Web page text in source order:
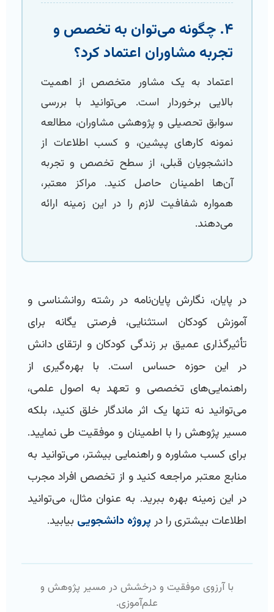
۴. چگونه می‌توان به تخصص و
تجربه مشاوران اعتماد کرد؟
اعتماد به یک مشاور متخصص از اهمیت
بالایی برخوردار است. می‌توانید با بررسی
سوابق تحصیلی و پژوهشی مشاوران، مطالعه
نمونه کارهای پیشین، و کسب اطلاعات از
دانشجویان قبلی، از سطح تخصص و تجربه
آن‌ها اطمینان حاصل کنید. مراکز معتبر،
همواره شفافیت لازم را در این زمینه ارائه
می‌دهند.
در پایان، نگارش پایان‌نامه در رشته روانشناسی و
آموزش کودکان استثنایی، فرصتی یگانه برای
تأثیرگذاری عمیق بر زندگی کودکان و ارتقای دانش
در این حوزه حساس است. با بهره‌گیری از
راهنمایی‌های تخصصی و تعهد به اصول علمی،
می‌توانید نه تنها یک اثر ماندگار خلق کنید، بلکه
مسیر پژوهش را با اطمینان و موفقیت طی نمایید.
برای کسب مشاوره و راهنمایی بیشتر، می‌توانید به
منابع معتبر مراجعه کنید و از تخصص افراد مجرب
در این زمینه بهره ببرید. به عنوان مثال، می‌توانید
اطلاعات بیشتری را در پروژه دانشجویی بیابید.
با آرزوی موفقیت و درخشش در مسیر پژوهش و
علم‌آموزی.